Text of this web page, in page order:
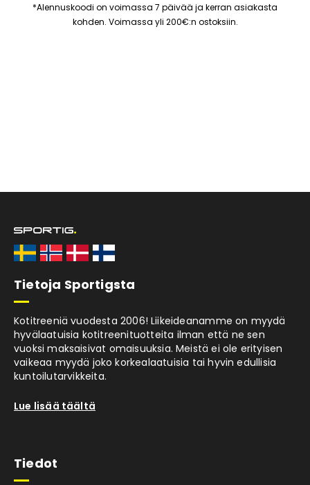
*Alennuskoodi on voimassa 7 päivää ja kerran asiakasta
kohden. Voimassa yli 200€:n ostoksiin.
Tietoja Sportigsta
Kotitreeniä vuodesta 2006! Liikeideanamme on myydä
hyvälaatuisia kotitreenituotteita ilman että ne sen
vuoksi maksaisivat omaisuuksia. Meistä ei ole erityisen
vaikeaa myydä joko korkealaatuisia tai hyvin edullisia
kuntoilutarvikkeita.
Lue lisää täältä
Tiedot